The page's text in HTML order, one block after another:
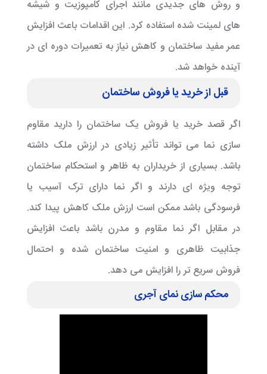
و روش های جدیدی مانند اجرای کامپوزیت و شیشه
های لمینت شده استفاده کرد. این اقدامات باعث افزایش
عمر مفید ساختمان و کاهش نیاز به تعمیرات دوره ای در
آینده خواهد شد.
قبل از خرید یا فروش ساختمان
اگر قصد خرید یا فروش یک ساختمان را دارید مقاوم
سازی نما می تواند تأثیر زیادی در ارزش ملک داشته
باشد. بسیاری از خریداران به ظاهر و استحکام ساختمان
توجه ویژه ای دارند و اگر نما دارای ترک آسیب یا
فرسودگی باشد ممکن است ارزش ملک کاهش پیدا کند.
در مقابل اگر نما مقاوم و مدرن باشد باعث افزایش
جذابیت ظاهری و امنیت ساختمان شده و احتمال
فروش سریع تر را افزایش می دهد.
محکم سازی نمای آجری